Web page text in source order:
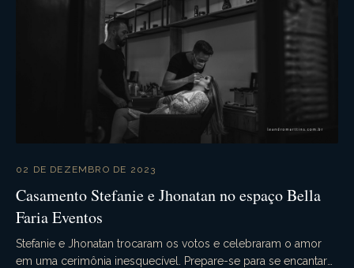
02 DE DEZEMBRO DE 2023
Casamento Stefanie e Jhonatan no espaço Bella
Faria Eventos
Stefanie e Jhonatan trocaram os votos e celebraram o amor
em uma cerimônia inesquecível. Prepare-se para se encantar